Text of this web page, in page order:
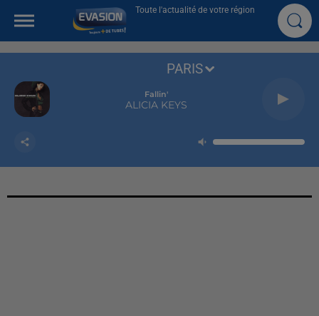
Toute l'actualité de votre région
Fallin'
ALICIA KEYS
PARIS